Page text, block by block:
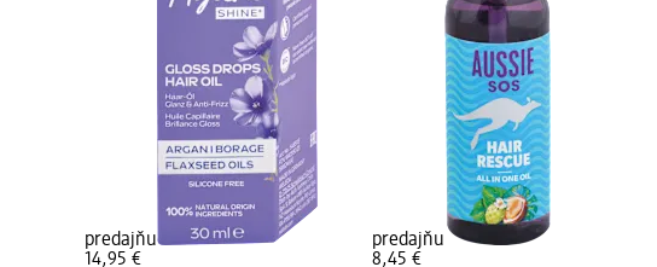
predajňu
14,95 €
predajňu
8,45 €